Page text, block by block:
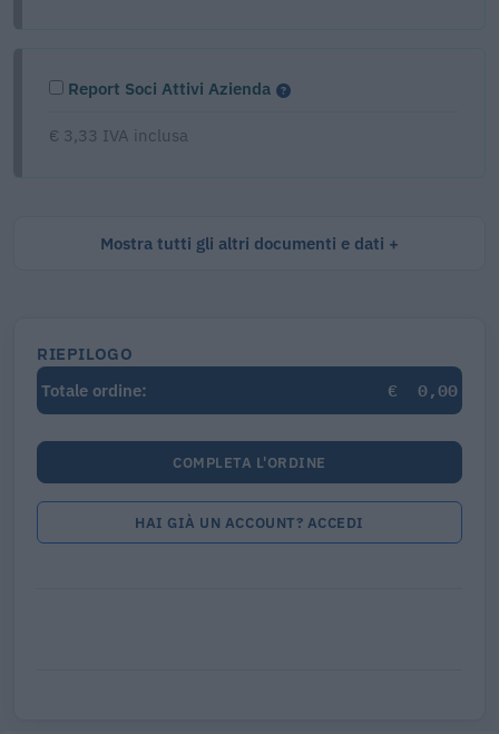
Report Soci Attivi Azienda
€ 3,33 IVA inclusa
Mostra tutti gli altri documenti e dati
RIEPILOGO
Totale ordine:
€ 0,00
COMPLETA L'ORDINE
HAI GIÀ UN ACCOUNT? ACCEDI